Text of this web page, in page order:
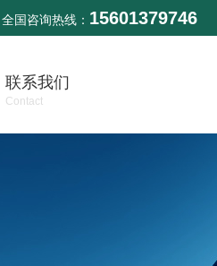
全国咨询热线： 15601379746
联系我们
Contact